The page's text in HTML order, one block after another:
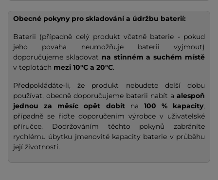
Obecné pokyny pro skladování a údržbu baterií:
Baterii (případně celý produkt včetně baterie - pokud
jeho povaha neumožňuje baterii vyjmout)
doporučujeme skladovat na stinném a suchém místě
v teplotách mezi 10°C a 20°C.
Předpokládáte-li, že produkt nebudete delší dobu
používat, obecně doporučujeme baterii nabít a alespoň
jednou za měsíc opět dobítna 100 % kapacity,
případně se řiďte doporučením výrobce v uživatelské
příručce. Dodržováním těchto pokynů zabráníte
rychlému úbytku jmenovité kapacity baterie v průběhu
její životnosti.